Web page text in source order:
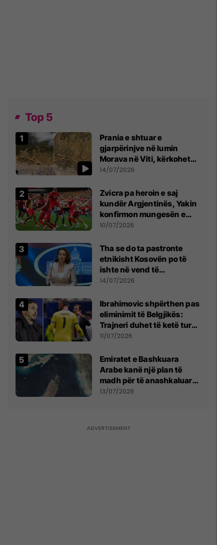
Top 5
Prania e shtuar e
gjarpërinjve në lumin
Morava në Viti, kërkohet
kujdes nga qytetarët
14/07/2026
Zvicra pa heroin e saj
kundër Argjentinës, Yakin
konfirmon mungesën e
madhe
10/07/2026
Tha se do ta pastronte
etnikisht Kosovën po të
ishte në vend të
Millosheviqit, Lëvizja e
kërkon shkarkimin e
menjëhershëm të
Snezhana Paunoviq
14/07/2026
Ibrahimovic shpërthen pas
eliminimit të Belgjikës:
Trajneri duhet të ketë turp,
ai lojtar se meritoi të luante
11/07/2026
Emiratet e Bashkuara
Arabe kanë një plan të
madh për të anashkaluar
Ngushticën e Hormuzit
13/07/2026